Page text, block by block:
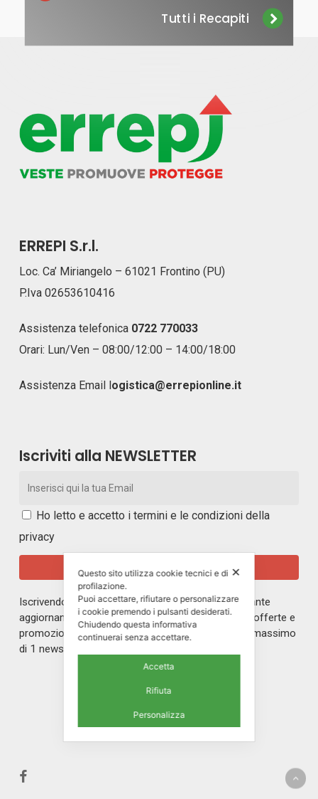
Tutti i Recapiti
ERREPI S.r.l.
Loc. Ca’ Miriangelo – 61021 Frontino (PU)
P.Iva 02653610416
Assistenza telefonica 0722 770033
Orari: Lun/Ven – 08:00/12:00 – 14:00/18:00
Assistenza Email logistica@errepionline.it
Iscriviti alla NEWSLETTER
Ho letto e accetto i termini e le condizioni della
privacy
Iscrivendoti alla nostra newsletter rimarrai in costante
aggiornamento sul mondo di ERREPI, sulle nuove offerte e
promozioni riservate ai nostri iscritti. Riceverai un massimo
di 1 newsletter al mese.
facebook
✕
Questo sito utilizza cookie tecnici e di
profilazione.
Puoi accettare, rifiutare o personalizzare
i cookie premendo i pulsanti desiderati.
Chiudendo questa informativa
continuerai senza accettare.
Accetta
Rifiuta
Personalizza